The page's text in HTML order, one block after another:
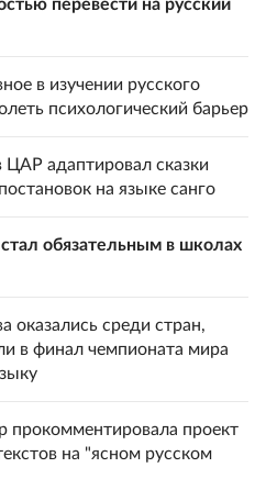
перевести на русский
в изучении русского
психологический барьер
ЦАР адаптировал сказки
на языке санго
обязательным в школах
оказались среди стран,
в финал чемпионата мира
прокомментировала проект
на "ясном русском